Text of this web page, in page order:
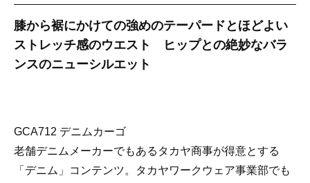
膝から裾にかけての強めのテーパードとほどよい
ストレッチ感のウエスト ヒップとの絶妙なバラ
ンスのニューシルエット
GCA712 デニムカーゴ
老舗デニムメーカーでもあるタカヤ商事が得意とする
「デニム」コンテンツ。タカヤワークウェア事業部でも